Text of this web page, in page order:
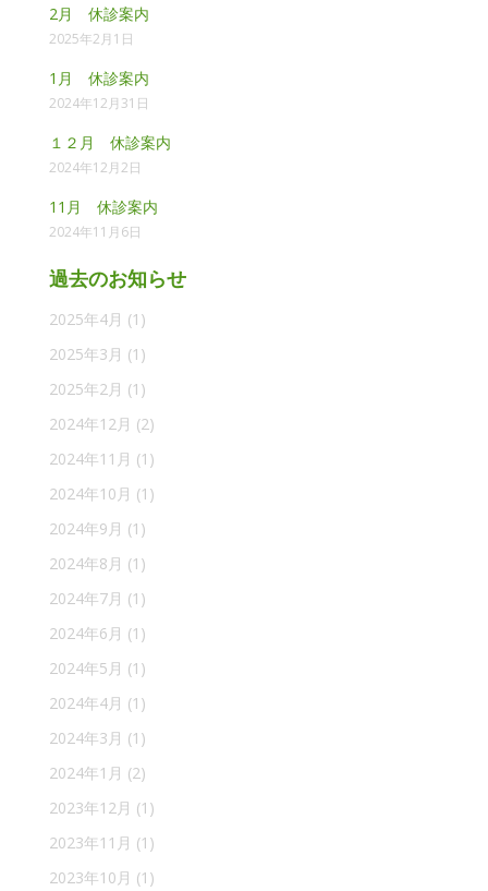
2月 休診案内
2025年2月1日
1月 休診案内
2024年12月31日
１２月 休診案内
2024年12月2日
11月 休診案内
2024年11月6日
過去のお知らせ
2025年4月 (1)
2025年3月 (1)
2025年2月 (1)
2024年12月 (2)
2024年11月 (1)
2024年10月 (1)
2024年9月 (1)
2024年8月 (1)
2024年7月 (1)
2024年6月 (1)
2024年5月 (1)
2024年4月 (1)
2024年3月 (1)
2024年1月 (2)
2023年12月 (1)
2023年11月 (1)
2023年10月 (1)